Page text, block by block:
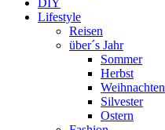
DIY
Lifestyle
Reisen
über´s Jahr
Sommer
Herbst
Weihnachten
Silvester
Ostern